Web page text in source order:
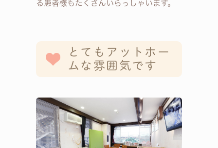
る患者様もたくさんいらっしゃいます。
とてもアットホー
ムな雰囲気です